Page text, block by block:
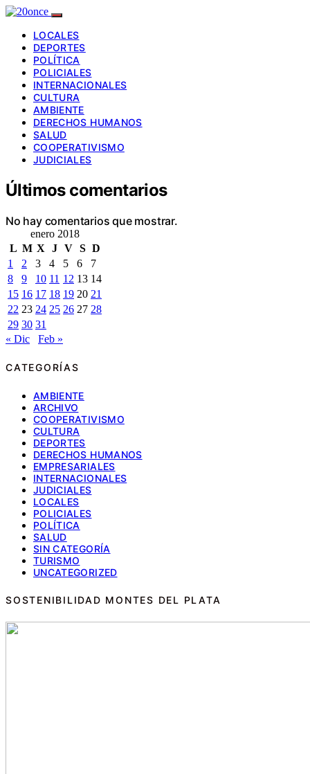
LOCALES
DEPORTES
POLÍTICA
POLICIALES
INTERNACIONALES
CULTURA
AMBIENTE
DERECHOS HUMANOS
SALUD
COOPERATIVISMO
JUDICIALES
Últimos comentarios
No hay comentarios que mostrar.
enero 2018
L M X J V S D
1
2 3 4 5 6
7
8
9 10 11 12 13 14
15 16 17 18 19 20 21
22 23 24 25 26 27 28
29 30 31
« Dic
Feb »
CATEGORÍAS
AMBIENTE
ARCHIVO
COOPERATIVISMO
CULTURA
DEPORTES
DERECHOS HUMANOS
EMPRESARIALES
INTERNACIONALES
JUDICIALES
LOCALES
POLICIALES
POLÍTICA
SALUD
SIN CATEGORÍA
TURISMO
UNCATEGORIZED
SOSTENIBILIDAD MONTES DEL PLATA